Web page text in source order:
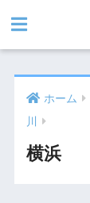
ホーム
川
横浜